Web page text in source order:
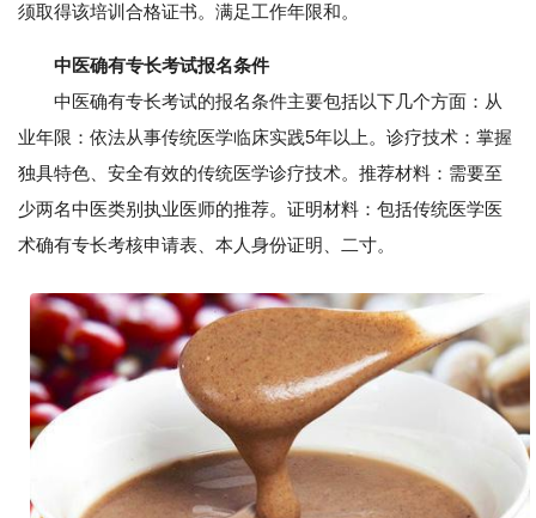
须取得该培训合格证书。满足工作年限和。
中医确有专长考试报名条件
中医确有专长考试的报名条件主要包括以下几个方面：从
业年限：依法从事传统医学临床实践5年以上。诊疗技术：掌握
独具特色、安全有效的传统医学诊疗技术。推荐材料：需要至
少两名中医类别执业医师的推荐。证明材料：包括传统医学医
术确有专长考核申请表、本人身份证明、二寸。